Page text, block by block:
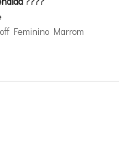
Feminino Marrom